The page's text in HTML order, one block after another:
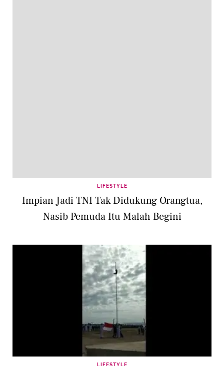
LIFESTYLE
Impian Jadi TNI Tak Didukung Orangtua,
Nasib Pemuda Itu Malah Begini
LIFESTYLE